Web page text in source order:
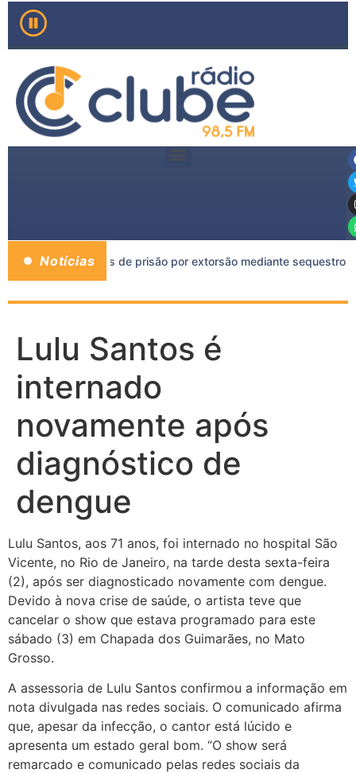
Notícias
a mais de 11 anos de prisão por extorsão mediante sequestro
Lulu Santos é
internado
novamente após
diagnóstico de
dengue
Lulu Santos, aos 71 anos, foi internado no hospital São
Vicente, no Rio de Janeiro, na tarde desta sexta-feira
(2), após ser diagnosticado novamente com dengue.
Devido à nova crise de saúde, o artista teve que
cancelar o show que estava programado para este
sábado (3) em Chapada dos Guimarães, no Mato
Grosso.
A assessoria de Lulu Santos confirmou a informação em
nota divulgada nas redes sociais. O comunicado afirma
que, apesar da infecção, o cantor está lúcido e
apresenta um estado geral bom. “O show será
remarcado e comunicado pelas redes sociais da